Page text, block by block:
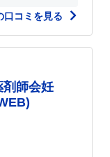
口コミを見る
剤師会妊